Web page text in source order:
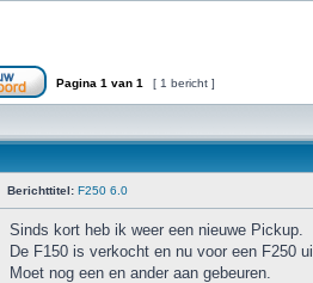
Pagina 1 van 1 [ 1 bericht ]
Berichttitel: F250 6.0
Sinds kort heb ik weer een nieuwe Pickup.
De F150 is verkocht en nu voor een F250
Moet nog een en ander aan gebeuren.